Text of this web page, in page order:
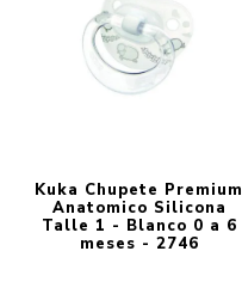
Kuka Chupete Premium
Anatomico Silicona
Talle 1 - Blanco 0 a 6
meses - 2746